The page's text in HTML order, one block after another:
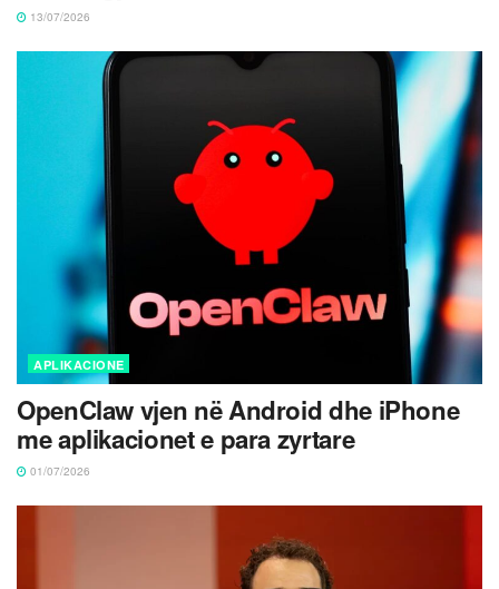
13/07/2026
APLIKACIONE
OpenClaw vjen në Android dhe iPhone
me aplikacionet e para zyrtare
01/07/2026